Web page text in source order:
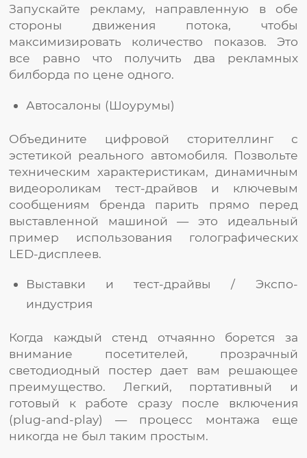
Запускайте рекламу, направленную в обе
стороны движения потока, чтобы
максимизировать количество показов. Это
все равно что получить два рекламных
билборда по цене одного.
Автосалоны (Шоурумы)
Объедините цифровой сторителлинг с
эстетикой реального автомобиля. Позвольте
техническим характеристикам, динамичным
видеороликам тест-драйвов и ключевым
сообщениям бренда парить прямо перед
выставленной машиной — это идеальный
пример использования голографических
LED-дисплеев.
Выставки и тест-драйвы / Экспо-
индустрия
Когда каждый стенд отчаянно борется за
внимание посетителей, прозрачный
светодиодный постер дает вам решающее
преимущество. Легкий, портативный и
готовый к работе сразу после включения
(plug-and-play) — процесс монтажа еще
никогда не был таким простым.